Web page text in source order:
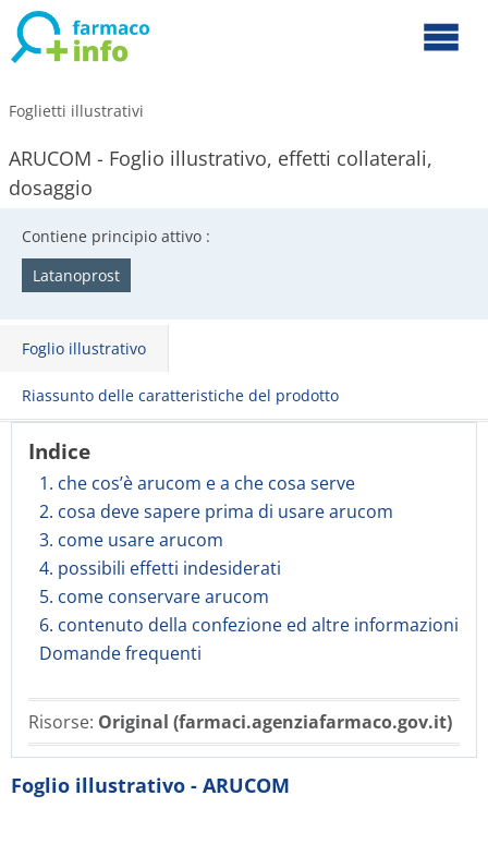
Foglietti illustrativi
ARUCOM - Foglio illustrativo, effetti collaterali,
dosaggio
Contiene principio attivo :
Latanoprost
Foglio illustrativo
Riassunto delle caratteristiche del prodotto
Indice
1. che cos’è arucom e a che cosa serve
2. cosa deve sapere prima di usare arucom
3. come usare arucom
4. possibili effetti indesiderati
5. come conservare arucom
6. contenuto della confezione ed altre informazioni
Domande frequenti
Risorse: Original (farmaci.agenziafarmaco.gov.it)
Foglio illustrativo - ARUCOM